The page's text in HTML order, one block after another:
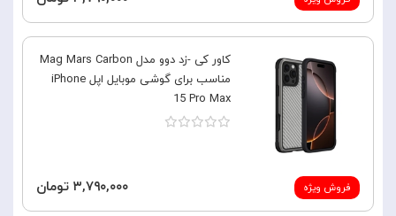
فروش ویژه
کاور کی -زد دوو مدل Mag Mars Carbon
مناسب برای گوشی موبایل اپل iPhone
15 Pro Max
۳,۷۹۰,۰۰۰ تومان